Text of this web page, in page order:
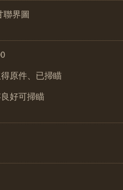
聯界圖
原件、已掃瞄
好可掃瞄